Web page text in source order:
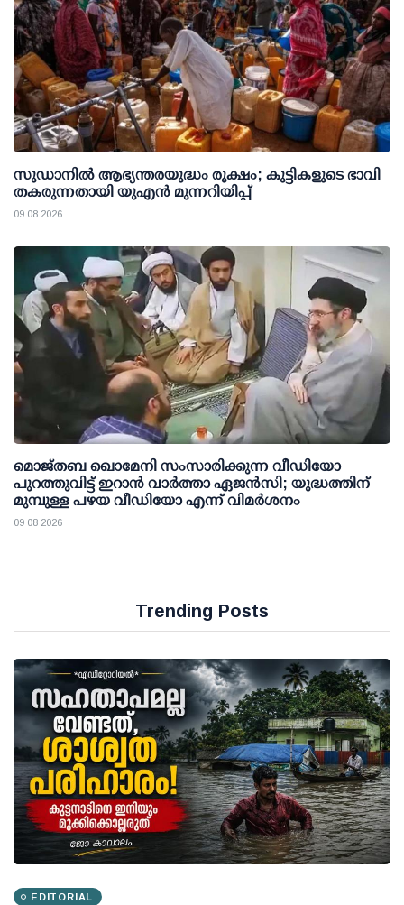
സുഡാനിൽ ആഭ്യന്തരയുദ്ധം രൂക്ഷം; കുട്ടികളുടെ ഭാവി
തകരുന്നതായി യുഎൻ മുന്നറിയിപ്പ്
09 08 2026
മൊജ്തബ ഖൊമേനി സംസാരിക്കുന്ന വീഡിയോ
പുറത്തുവിട്ട് ഇറാന്‍ വാര്‍ത്താ ഏജന്‍സി; യുദ്ധത്തിന്
മുമ്പുള്ള പഴയ വീഡിയോ എന്ന് വിമര്‍ശനം
09 08 2026
Trending Posts
EDITORIAL